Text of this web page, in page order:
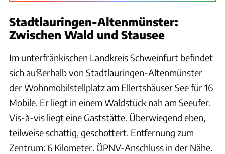
Stadtlauringen-Altenmünster:
Zwischen Wald und Stausee
Im unterfränkischen Landkreis Schweinfurt befindet
sich außerhalb von Stadtlauringen-Altenmünster
der Wohnmobilstellplatz am Ellertshäuser See für 16
Mobile. Er liegt in einem Waldstück nah am Seeufer.
Vis-à-vis liegt eine Gaststätte. Überwiegend eben,
teilweise schattig, geschottert. Entfernung zum
Zentrum: 6 Kilometer. ÖPNV-Anschluss in der Nähe.